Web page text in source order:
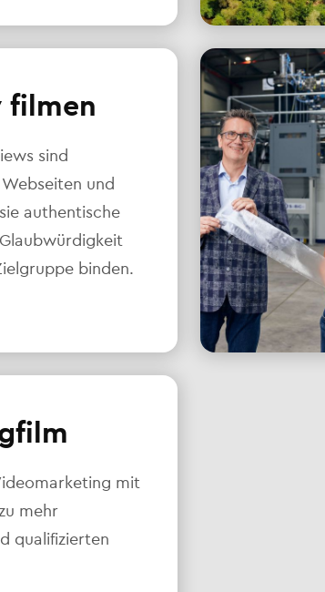
filmen
sind
und
authentische
binden.
mit
mehr
qualifizierten